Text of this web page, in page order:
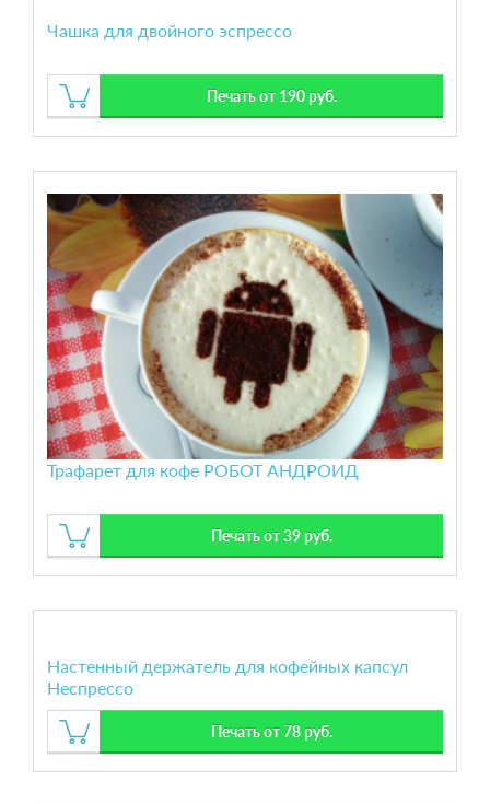
Чашка для двойного эспрессо
Печать от 190 руб.
Трафарет для кофе РОБОТ АНДРОИД
Печать от 39 руб.
Настенный держатель для кофейных капсул
Неспрессо
Печать от 78 руб.